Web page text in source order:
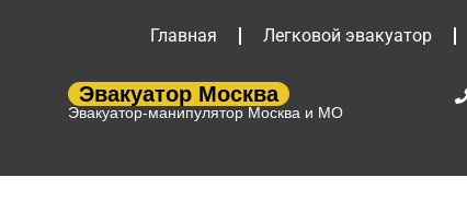
Главная Легковой эвакуатор
Эвакуатор Москва
Эвакуатор-манипулятор Москва и МО